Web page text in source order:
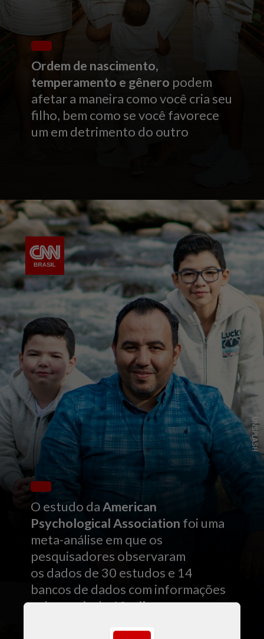
Ordem de nascimento,
temperamento e gênero podem
afetar a maneira como você cria seu
filho, bem como se você favorece
um em detrimento do outro
O estudo daAmerican
Psychological Association foi uma
meta-análise em que os
pesquisadores observaram
os dados de 30 estudos e 14
bancos de dados com informações
sobre mais de19 mil pessoas
UNSPLASH